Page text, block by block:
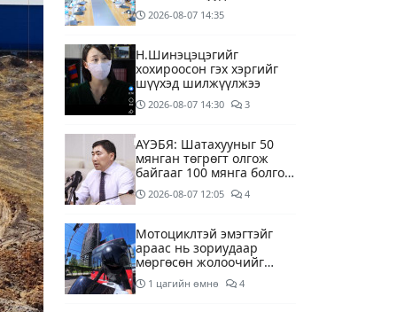
ууд хязгаарлалтгүйгээр
шатахуун олгох
2026-08-07 14:35
Н.Шинэцэцэгийг
хохироосон гэх хэргийг
шүүхэд шилжүүлжээ
2026-08-07 14:30 3
АҮЭБЯ: Шатахууныг 50
мянган төгрөгт олгож
байгааг 100 мянга болгож
нэмэгдүүлэхээр ажиллаж
байна
2026-08-07 12:05 4
Мотоциклтэй эмэгтэйг
араас нь зориудаар
мөргөсөн жолоочийг
ажлаас нь чөлөөлжээ
1 цагийн өмнө 4